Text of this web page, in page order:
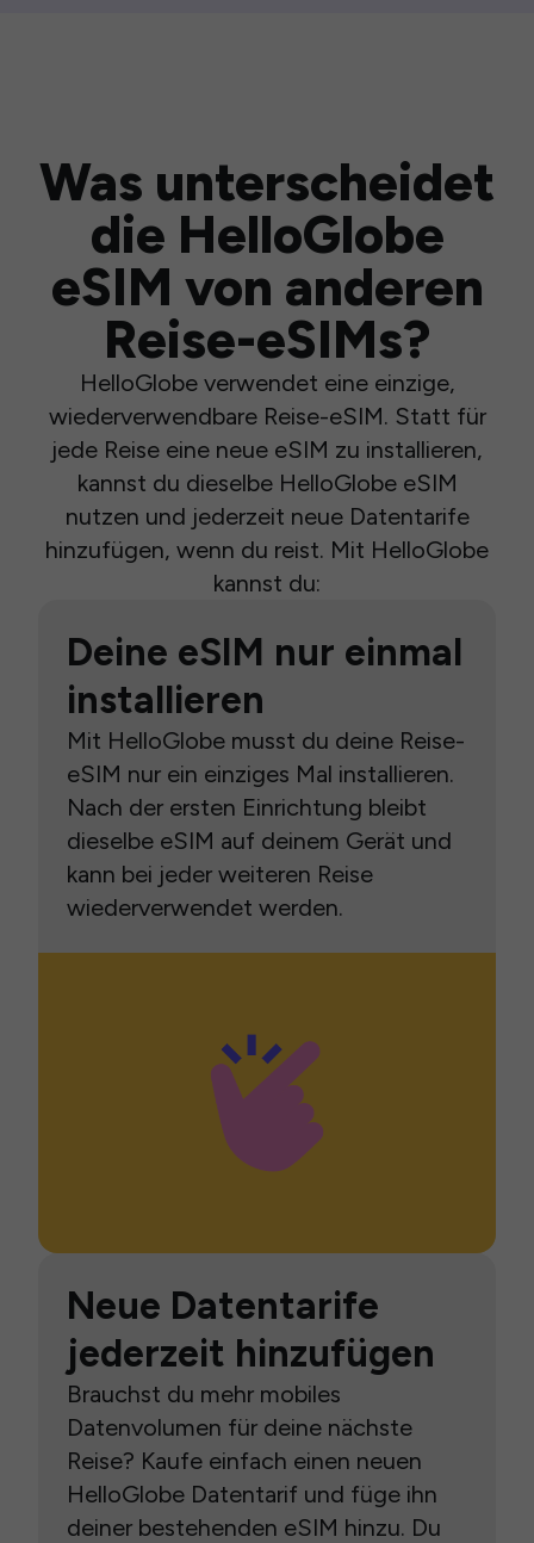
Was unterscheidet
die HelloGlobe
eSIM von anderen
Reise-eSIMs?
HelloGlobe verwendet eine einzige,
wiederverwendbare Reise-eSIM. Statt für
jede Reise eine neue eSIM zu installieren,
kannst du dieselbe HelloGlobe eSIM
nutzen und jederzeit neue Datentarife
hinzufügen, wenn du reist. Mit HelloGlobe
kannst du:
Deine eSIM nur einmal
installieren
Mit HelloGlobe musst du deine Reise-
eSIM nur ein einziges Mal installieren.
Nach der ersten Einrichtung bleibt
dieselbe eSIM auf deinem Gerät und
kann bei jeder weiteren Reise
wiederverwendet werden.
Neue Datentarife
jederzeit hinzufügen
Brauchst du mehr mobiles
Datenvolumen für deine nächste
Reise? Kaufe einfach einen neuen
HelloGlobe Datentarif und füge ihn
deiner bestehenden eSIM hinzu. Du